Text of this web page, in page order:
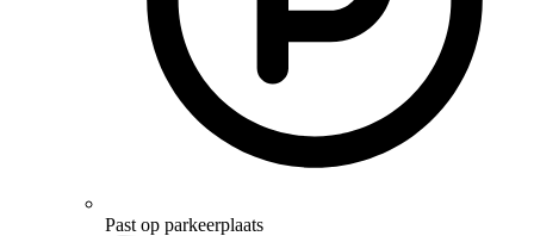
Past op parkeerplaats